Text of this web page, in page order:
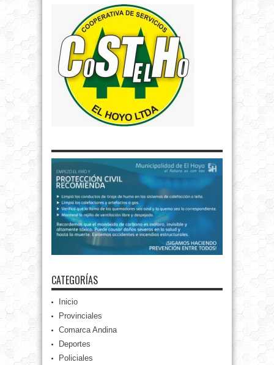
CATEGORÍAS
Inicio
Provinciales
Comarca Andina
Deportes
Policiales